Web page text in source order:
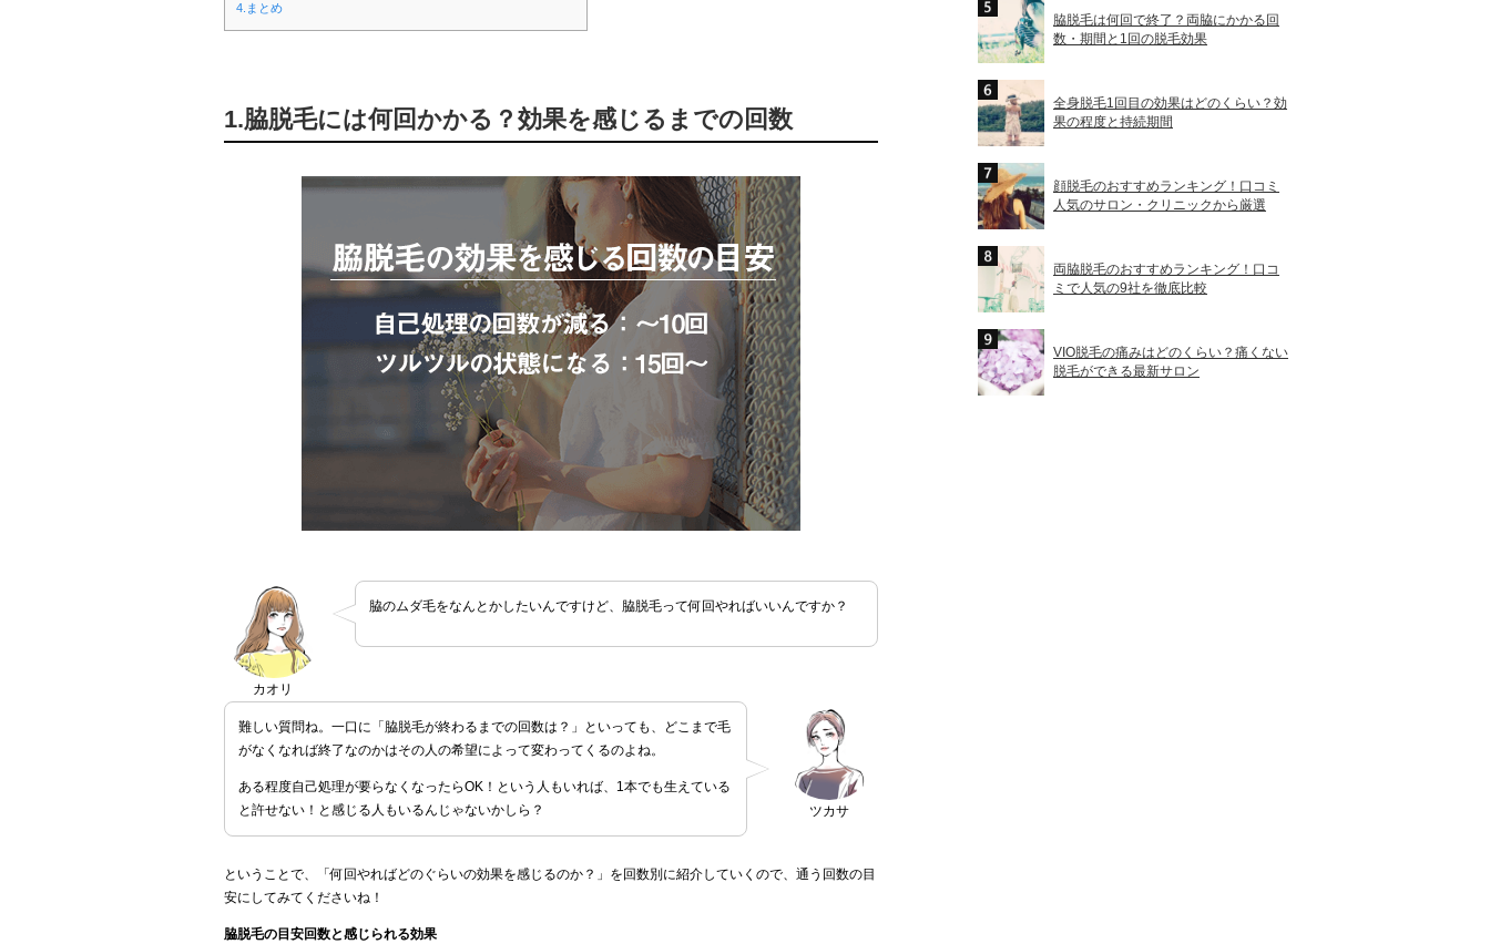
4.まとめ
1.脇脱毛には何回かかる？効果を感じるまでの回数
カオリ
脇のムダ毛をなんとかしたいんですけど、脇脱毛って何回やればいいんですか？
ツカサ
難しい質問ね。一口に「脇脱毛が終わるまでの回数は？」といっても、どこまで毛
がなくなれば終了なのかはその人の希望によって変わってくるのよね。
ある程度自己処理が要らなくなったらOK！という人もいれば、1本でも生えている
と許せない！と感じる人もいるんじゃないかしら？
ということで、「何回やればどのぐらいの効果を感じるのか？」を回数別に紹介していくので、通う回数の目
安にしてみてくださいね！
脇脱毛の目安回数と感じられる効果
脇脱毛は何回で終了？両脇にかかる回
数・期間と1回の脱毛効果
全身脱毛1回目の効果はどのくらい？効
果の程度と持続期間
顔脱毛のおすすめランキング！口コミ
人気のサロン・クリニックから厳選
両脇脱毛のおすすめランキング！口コ
ミで人気の9社を徹底比較
VIO脱毛の痛みはどのくらい？痛くない
脱毛ができる最新サロン